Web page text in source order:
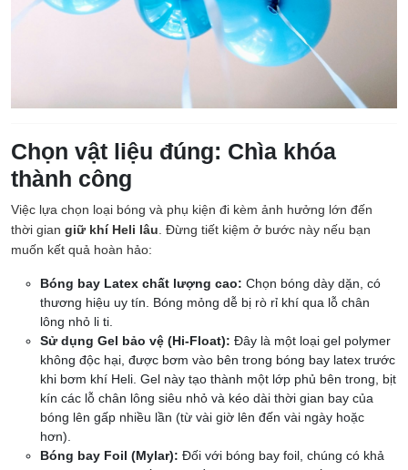
Chọn vật liệu đúng: Chìa khóa
thành công
Việc lựa chọn loại bóng và phụ kiện đi kèm ảnh hưởng lớn đến
thời gian giữ khí Heli lâu. Đừng tiết kiệm ở bước này nếu bạn
muốn kết quả hoàn hảo:
Bóng bay Latex chất lượng cao: Chọn bóng dày dặn, có
thương hiệu uy tín. Bóng mỏng dễ bị rò rỉ khí qua lỗ chân
lông nhỏ li ti.
Sử dụng Gel bảo vệ (Hi-Float): Đây là một loại gel polymer
không độc hại, được bơm vào bên trong bóng bay latex trước
khi bơm khí Heli. Gel này tạo thành một lớp phủ bên trong, bịt
kín các lỗ chân lông siêu nhỏ và kéo dài thời gian bay của
bóng lên gấp nhiều lần (từ vài giờ lên đến vài ngày hoặc
hơn).
Bóng bay Foil (Mylar): Đối với bóng bay foil, chúng có khả